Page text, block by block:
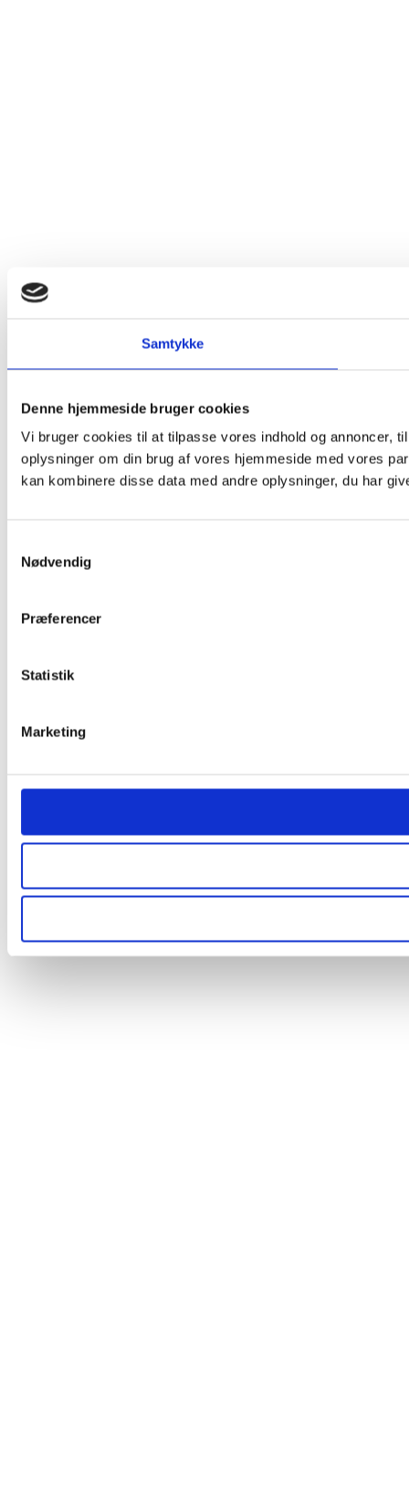
Samtykke
Denne hjemmeside bruger cookies
Vi bruger cookies til at tilpasse vores indhold og annoncer,
oplysninger om din brug af vores hjemmeside med vores
kan kombinere disse data med andre oplysninger, du har
Nødvendig
Præferencer
Statistik
Marketing